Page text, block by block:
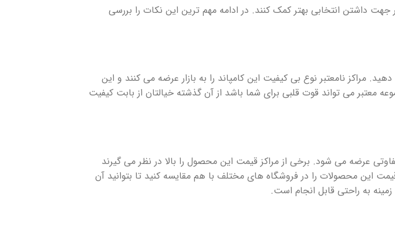
جهت داشتن انتخابی بهتر کمک کنند. در ادامه مهم ترین این نکات را بررسی
مراکز نامعتبر نوع بی کیفیت این کامپاند را به بازار عرضه می کنند و این
معتبر می تواند قوت قلبی برای شما باشد از آن گذشته خیالتان از بابت کیفیت
عرضه می شود. برخی از مراکز قیمت این محصول را بالا در نظر می گیرند
این محصولات را در فروشگاه های مختلف با هم مقایسه کنید تا بتوانید آن
به راحتی قابل انجام است.